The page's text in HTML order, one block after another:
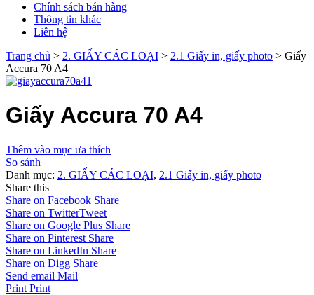
Hoàng
Chính sách bán hàng
Thông tin khác
Liên hệ
Trang chủ > 2. GIẤY CÁC LOẠI > 2.1 Giấy in, giấy photo > Giấy
Accura 70 A4
Giấy Accura 70 A4
Thêm vào mục ưa thích
So sánh
Danh mục: 2. GIẤY CÁC LOẠI, 2.1 Giấy in, giấy photo
Share this
Share on Facebook Share
Share on TwitterTweet
Share on Google Plus Share
Share on Pinterest Share
Share on LinkedIn Share
Share on Digg Share
Send email Mail
Print Print